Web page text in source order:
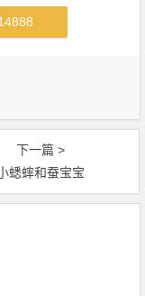
下一篇 >
蟋蟀和蚕宝宝